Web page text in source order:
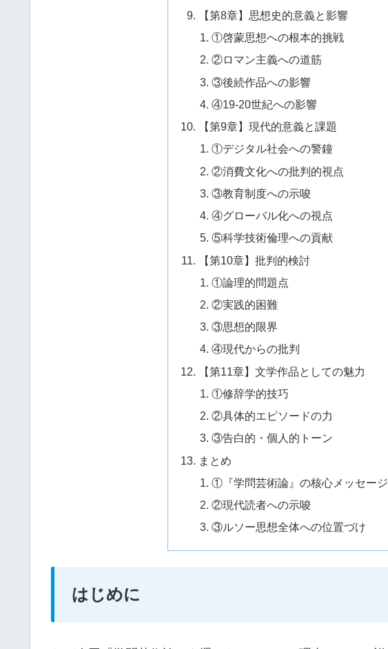
【第8章】思想史的意義と影響
①啓蒙思想への根本的挑戦
②ロマン主義への道筋
③後続作品への影響
④19-20世紀への影響
【第9章】現代的意義と課題
①デジタル社会への警鐘
②消費文化への批判的視点
③教育制度への示唆
④グローバル化への視点
⑤科学技術倫理への貢献
【第10章】批判的検討
①論理的問題点
②実践的困難
③思想的限界
④現代からの批判
【第11章】文学作品としての魅力
①修辞学的技巧
②具体的エピソードの力
③告白的・個人的トーン
まとめ
①『学問芸術論』の核心メッセージ
②現代読者への示唆
③ルソー思想全体への位置づけ
はじめに